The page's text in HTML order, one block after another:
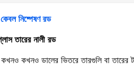
নিষ্পেষণ রড
তারের নালী রড
কখনও কখনও ডালের ভিতরে তারগুলি বা তারের